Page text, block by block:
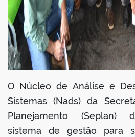
O Núcleo de Análise e
Sistemas (Nads) da
Planejamento (Seplan)
sistema de gestão para